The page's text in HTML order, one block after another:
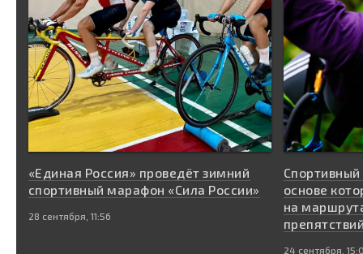
«Единая Россия» проведёт зимний
спортивный марафон «Сила России»
28 сентября, 11:56
Спортивный
основе
на
24 сентября,